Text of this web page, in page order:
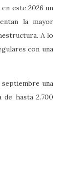
este 2026 un
la mayor
A lo
con una
una
hasta 2.700